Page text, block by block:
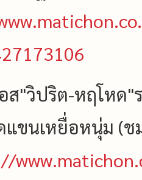
ส"วิปริต-หฤโหด"
แขนเหยื่อหนุ่ม (ช